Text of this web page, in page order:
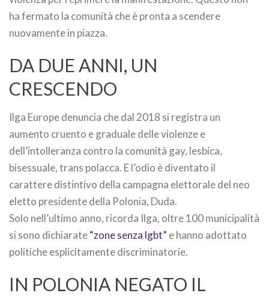
ha fermato la comunità che è pronta a scendere
nuovamente in piazza.
DA DUE ANNI, UN
CRESCENDO
Ilga Europe denuncia che dal 2018 si registra un
aumento cruento e graduale delle violenze e
dell’intolleranza contro la comunità gay, lesbica,
bisessuale, trans polacca. E l’odio è diventato il
carattere distintivo della campagna elettorale del neo
eletto presidente della Polonia, Duda.
Solo nell’ultimo anno, ricorda Ilga, oltre 100 municipalità
si sono dichiarate“zone senza lgbt” e hanno adottato
politiche esplicitamente discriminatorie.
IN POLONIA NEGATO IL